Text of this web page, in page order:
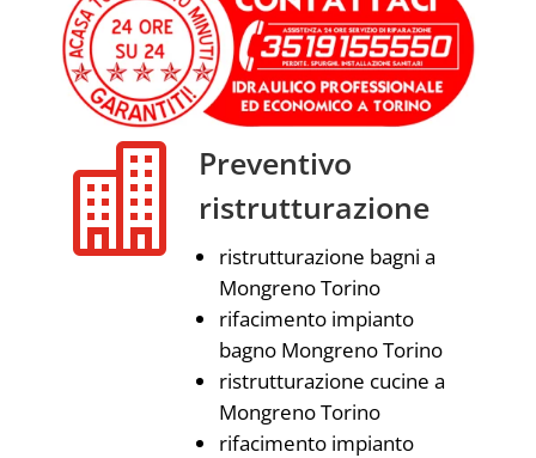

Preventivo
ristrutturazione
ristrutturazione bagni a
Mongreno Torino
rifacimento impianto
bagno Mongreno Torino
ristrutturazione cucine a
Mongreno Torino
rifacimento impianto